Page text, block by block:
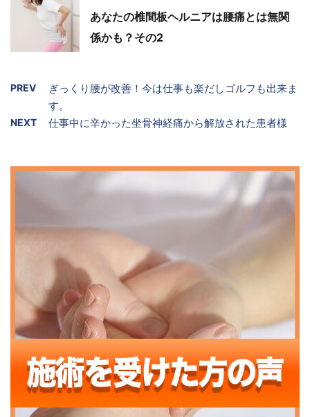
あなたの椎間板ヘルニアは腰痛とは無関
係かも？その2
PREV
ぎっくり腰が改善！今は仕事も楽だしゴルフも出来ま
す。
NEXT 仕事中に辛かった坐骨神経痛から解放された患者様